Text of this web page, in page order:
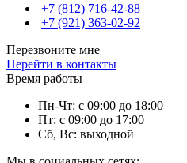
+7 (812) 716-42-88
+7 (921) 363-02-92
Перезвоните мне
Перейти в контакты
Время работы
Пн-Чт: с 09:00 до 18:00
Пт: с 09:00 до 17:00
Сб, Вс: выходной